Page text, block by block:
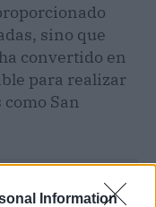
Information
sino que
convertido en
para realizar
San